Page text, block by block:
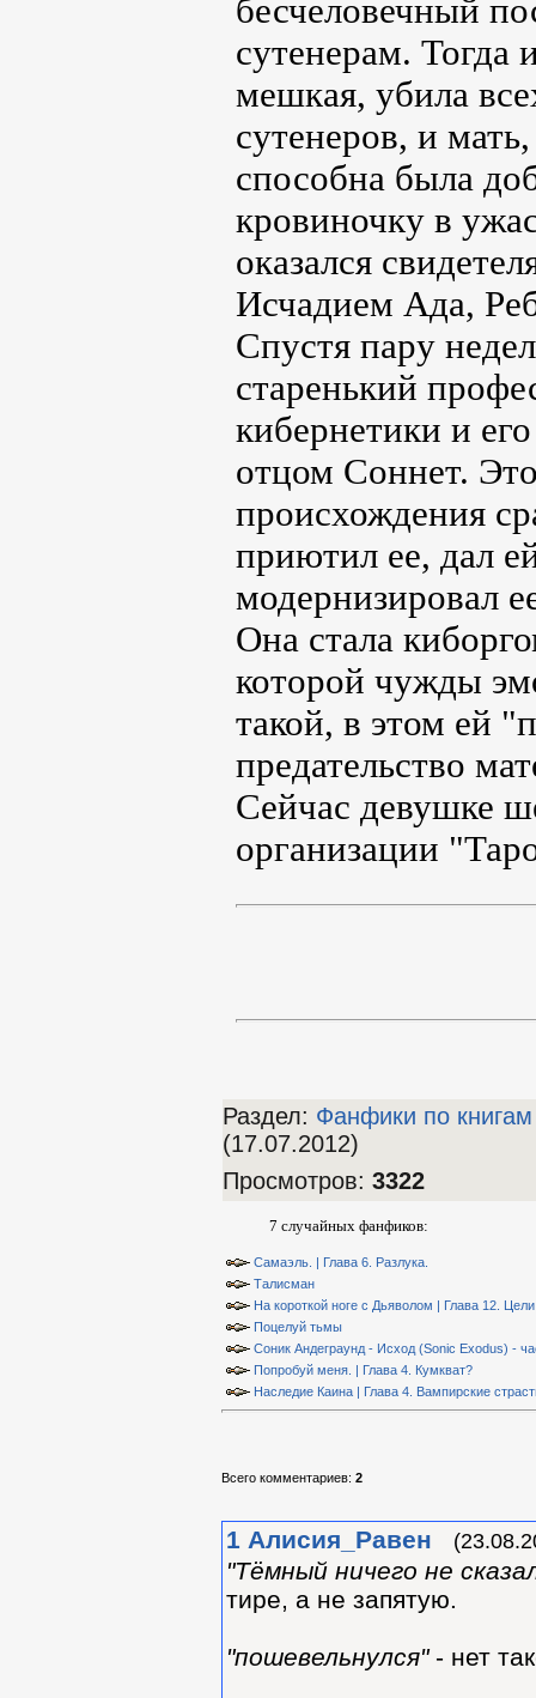
бесчеловечный
сутенерам. Тогда
мешкая, убила
сутенеров, и
способна была
кровиночку в
оказался
Исчадием Ада,
Спустя пару
старенький
кибернетики и
отцом Соннет.
происхождения
приютил ее, дал
модернизировал
Она стала
которой чужды
такой, в этом ей
предательство
Сейчас девушке
организации
Раздел: Фанфики по книгам
(17.07.2012)
Просмотров: 3322
7 случайных фанфиков:
Самаэль. | Глава 6. Разлука.
Талисман
На короткой ноге с Дьяволом | Глава 12.
Поцелуй тьмы
Соник Андеграунд - Исход (Sonic Exodus) -
Попробуй меня. | Глава 4. Кумкват?
Наследие Каина | Глава 4. Вампирские
Всего комментариев: 2
1 Алиcия_Равен
"Тёмный ничего не
тире, а не запятую.
"пошевельнулся"- нет